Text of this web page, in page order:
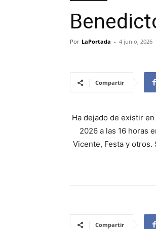
Por LaPortada - 4 junio, 2026
Compartir
Ha dejado de existir
2026 a las 16 horas
Vicente, Festa y otros.
Compartir